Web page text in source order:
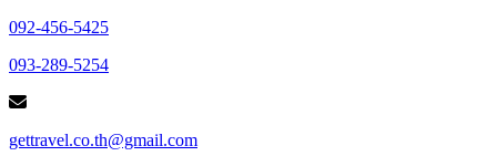
092-456-5425
093-289-5254
gettravel.co.th@gmail.com